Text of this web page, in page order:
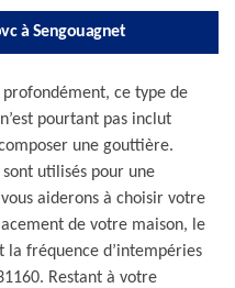
à Sengouagnet
ce type de
pourtant pas inclut
une gouttière.
utilisés pour une
aiderons à choisir votre
de votre maison, le
la fréquence d’intempéries
Restant à votre